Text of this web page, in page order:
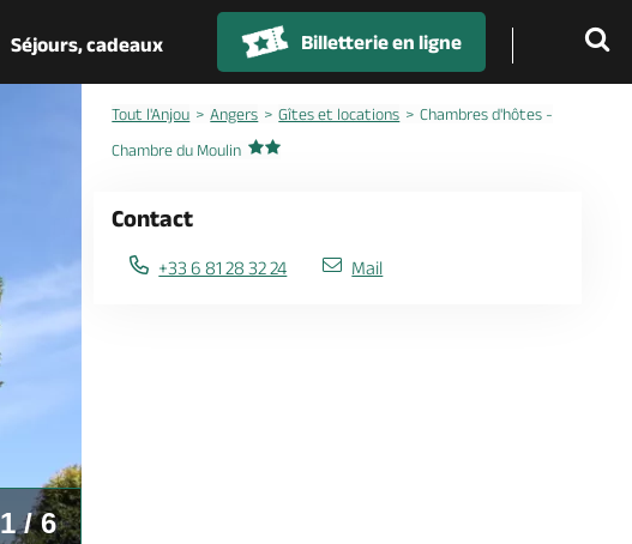
Séjours, cadeaux Billetterie en ligne
1 / 6
Tout l'Anjou Angers Gîtes et locations
Chambres d'hôtes -
Chambre du Moulin
Contact
+33 6 81 28 32 24 Mail